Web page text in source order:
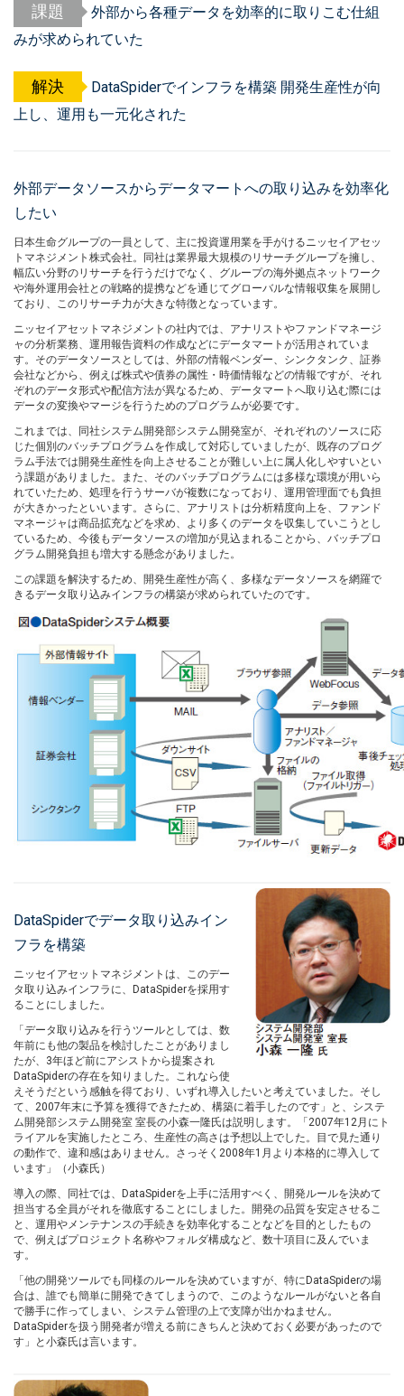
課題
外部から各種データを効率的に取りこむ仕組
みが求められていた
解決
DataSpiderでインフラを構築 開発生産性が向
上し、運用も一元化された
外部データソースからデータマートへの取り込みを効率化
したい
日本生命グループの一員として、主に投資運用業を手がけるニッセイアセッ
トマネジメント株式会社。同社は業界最大規模のリサーチグループを擁し、
幅広い分野のリサーチを行うだけでなく、グループの海外拠点ネットワーク
や海外運用会社との戦略的提携などを通じてグローバルな情報収集を展開し
ており、このリサーチ力が大きな特徴となっています。
ニッセイアセットマネジメントの社内では、アナリストやファンドマネージ
ャの分析業務、運用報告資料の作成などにデータマートが活用されていま
す。そのデータソースとしては、外部の情報ベンダー、シンクタンク、証券
会社などから、例えば株式や債券の属性・時価情報などの情報ですが、それ
ぞれのデータ形式や配信方法が異なるため、データマートへ取り込む際には
データの変換やマージを行うためのプログラムが必要です。
これまでは、同社システム開発部システム開発室が、それぞれのソースに応
じた個別のバッチプログラムを作成して対応していましたが、既存のプログ
ラム手法では開発生産性を向上させることが難しい上に属人化しやすいとい
う課題がありました。また、そのバッチプログラムには多様な環境が用いら
れていたため、処理を行うサーバが複数になっており、運用管理面でも負担
が大きかったといいます。さらに、アナリストは分析精度向上を、ファンド
マネージャは商品拡充などを求め、より多くのデータを収集していこうとし
ているため、今後もデータソースの増加が見込まれることから、バッチプロ
グラム開発負担も増大する懸念がありました。
この課題を解決するため、開発生産性が高く、多様なデータソースを網羅で
きるデータ取り込みインフラの構築が求められていたのです。
DataSpiderでデータ取り込みイン
フラを構築
ニッセイアセットマネジメントは、このデー
タ取り込みインフラに、DataSpiderを採用す
ることにしました。
「データ取り込みを行うツールとしては、数
年前にも他の製品を検討したことがありまし
たが、3年ほど前にアシストから提案され
DataSpiderの存在を知りました。これなら使
えそうだという感触を得ており、いずれ導入したいと考えていました。そし
て、2007年末に予算を獲得できたため、構築に着手したのです」と、システ
ム開発部システム開発室 室長の小森一隆氏は説明します。「2007年12月にト
ライアルを実施したところ、生産性の高さは予想以上でした。目で見た通り
の動作で、違和感はありません。さっそく2008年1月より本格的に導入して
います」（小森氏）
導入の際、同社では、DataSpiderを上手に活用すべく、開発ルールを決めて
担当する全員がそれを徹底することにしました。開発の品質を安定させるこ
と、運用やメンテナンスの手続きを効率化することなどを目的としたもの
で、例えばプロジェクト名称やフォルダ構成など、数十項目に及んでいま
す。
「他の開発ツールでも同様のルールを決めていますが、特にDataSpiderの場
合は、誰でも簡単に開発できてしまうので、このようなルールがないと各自
で勝手に作ってしまい、システム管理の上で支障が出かねません。
DataSpiderを扱う開発者が増える前にきちんと決めておく必要があったので
す」と小森氏は言います。